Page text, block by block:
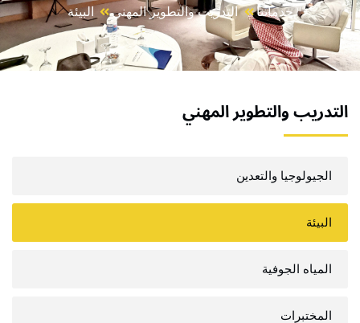
خدماتنا التدريب والتطوير المهني البيئة
التدريب والتطوير المهني
الجيولوجيا والتعدين
البيئة
المياه الجوفية
المختبرات